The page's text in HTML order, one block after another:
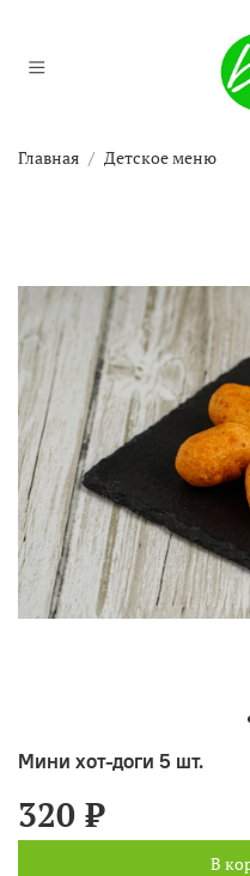
Главная Детское меню
Мини хот-доги 5 шт.
320 ₽
В